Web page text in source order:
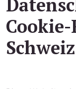
Schweiz